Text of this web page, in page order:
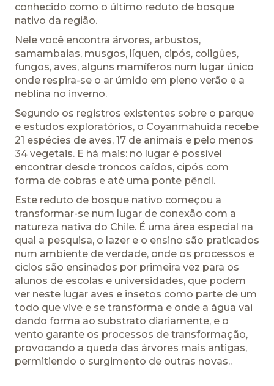
conhecido como o último reduto de bosque
nativo da região.
Nele você encontra árvores, arbustos,
samambaias, musgos, líquen, cipós, coligües,
fungos, aves, alguns mamíferos num lugar único
onde respira-se o ar úmido em pleno verão e a
neblina no inverno.
Segundo os registros existentes sobre o parque
e estudos exploratórios, o Coyanmahuida recebe
21 espécies de aves, 17 de animais e pelo menos
34 vegetais. E há mais: no lugar é possível
encontrar desde troncos caídos, cipós com
forma de cobras e até uma ponte pêncil.
Este reduto de bosque nativo começou a
transformar-se num lugar de conexão com a
natureza nativa do Chile. É uma área especial na
qual a pesquisa, o lazer e o ensino são praticados
num ambiente de verdade, onde os processos e
ciclos são ensinados por primeira vez para os
alunos de escolas e universidades, que podem
ver neste lugar aves e insetos como parte de um
todo que vive e se transforma e onde a água vai
dando forma ao substrato diariamente, e o
vento garante os processos de transformação,
provocando a queda das árvores mais antigas,
permitiendo o surgimento de outras novas..